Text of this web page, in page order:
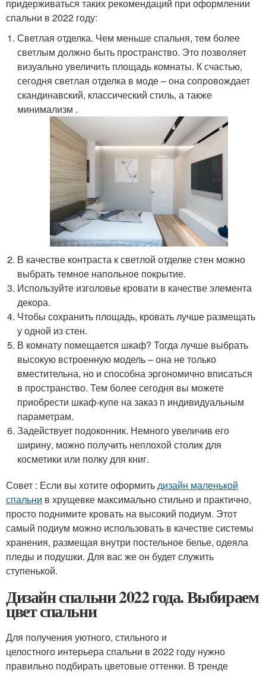
придерживаться таких рекомендаций при оформлении
спальни в 2022 году:
Светлая отделка. Чем меньше спальня, тем более
светлым должно быть пространство. Это позволяет
визуально увеличить площадь комнаты. К счастью,
сегодня светлая отделка в моде – она сопровождает
скандинавский, классический стиль, а также
минимализм .
В качестве контраста к светлой отделке стен можно
выбрать темное напольное покрытие.
Используйте изголовье кровати в качестве элемента
декора.
Чтобы сохранить площадь, кровать лучше размещать
у одной из стен.
В комнату помещается шкаф? Тогда лучше выбрать
высокую встроенную модель – она не только
вместительна, но и способна эргономично вписаться
в пространство. Тем более сегодня вы можете
приобрести шкаф-купе на заказ п индивидуальным
параметрам.
Задействует подоконник. Немного увеличив его
ширину, можно получить неплохой столик для
косметики или полку для книг.
Совет : Если вы хотите оформитьдизайн маленькой
спальни в хрущевке максимально стильно и практично,
просто поднимите кровать на высокий подиум. Этот
самый подиум можно использовать в качестве системы
хранения, размещая внутри постельное белье, одеяла
пледы и подушки. Для вас же он будет служить
ступенькой.
Дизайн спальни 2022 года. Выбираем
цвет спальни
Для получения уютного, стильного и
целостного интерьера спальни в 2022 году нужно
правильно подбирать цветовые оттенки. В тренде